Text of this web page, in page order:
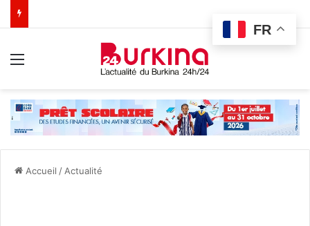
Accueil / Actualité
FR